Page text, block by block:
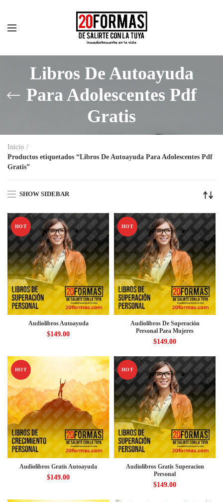
Libros De Autoayuda
Para Adolescentes Pdf
Gratis
Inicio
Productos etiquetados “Libros De Autoayuda Para Adolescentes Pdf
Gratis”
SHOW SIDEBAR
HOT
Audiolibros Autoayuda
$149.00
HOT
Audiolibros De Superación
Personal Para Mujeres
$149.00
HOT
Audiolibros Gratis Autoayuda
$149.00
HOT
Audiolibros Gratis Superacion
Personal
$149.00